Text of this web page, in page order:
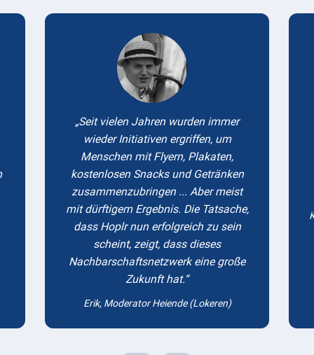
Testimonials
Seit vielen Jahren wurden immer
wieder Initiativen ergriffen, um
Menschen mit Flyern, Plakaten,
kostenlosen Snacks und Getränken
zusammenzubringen ... Aber meist
mit dürftigem Ergebnis. Die Tatsache,
dass Hoplr nun erfolgreich zu sein
scheint, zeigt, dass dieses
Nachbarschaftsnetzwerk eine große
Zukunft hat.
Erik, Moderator Heiende (Lokeren)